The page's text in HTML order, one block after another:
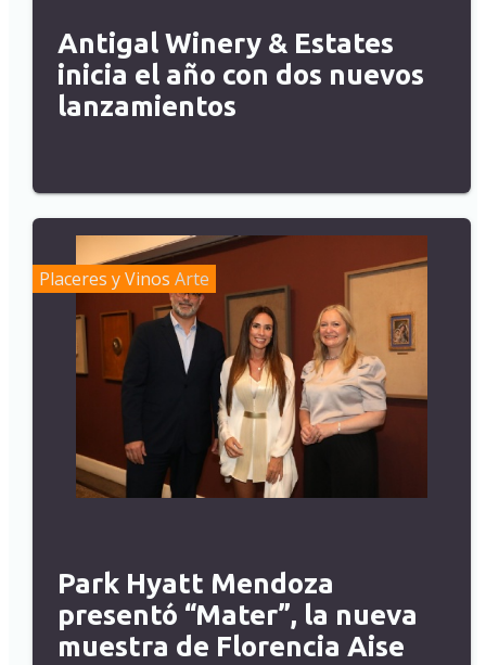
Antigal Winery & Estates
inicia el año con dos nuevos
lanzamientos
Placeres y Vinos Arte
Park Hyatt Mendoza
presentó “Mater”, la nueva
muestra de Florencia Aise